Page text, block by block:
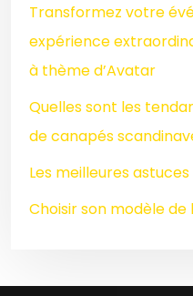
Transformez votre
expérience
à thème d’Avatar
Quelles sont les
de canapés
Les meilleures
Choisir son modèle